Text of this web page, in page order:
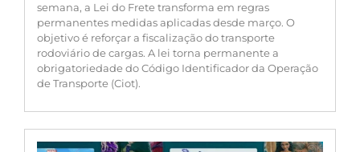
semana, a Lei do Frete transforma em regras
permanentes medidas aplicadas desde março. O
objetivo é reforçar a fiscalização do transporte
rodoviário de cargas. A lei torna permanente a
obrigatoriedade do Código Identificador da Operação
de Transporte (Ciot).